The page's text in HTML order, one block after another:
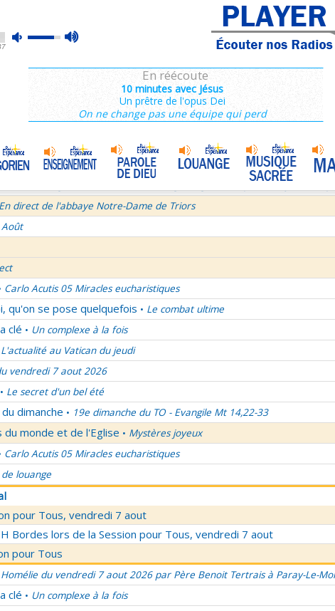
mute
max
En réécoute
10 minutes avec Jésus
Un prêtre de l'opus Dei
On ne change pas une équipe qui perd
de Saint François de Sales 37/106
18e semaine du Temps Ordinaire 6/7 - Vendredi + Saint Sixte II
En direct avec le Père Denis Mertz
Lettre aux Galates
La Transfiguration
et le Judaïsme 05
La théologie afirmative et la théologie négative d'après Denys
En direct de l'abbaye Notre-Dame de Triors
Carlo Acutis 05 Miracles eucharistiques
qu'on se pose quelquefois • Le combat ultime
clé • Un complexe à la fois
L'actualité au Vatican du jeudi
vendredi 7 aout 2026
• Le secret d'un bel été
dimanche • 19e dimanche du TO - Evangile Mt 14,22-33
du monde et de l'Eglise • Mystères joyeux
Carlo Acutis 05 Miracles eucharistiques
louange
pour Tous, vendredi 7 aout
Bordes lors de la Session pour Tous, vendredi 7 aout
pour Tous
Homélie du vendredi 7 aout 2026 par Père Benoit Tertrais à Paray-Le-
clé • Un complexe à la fois